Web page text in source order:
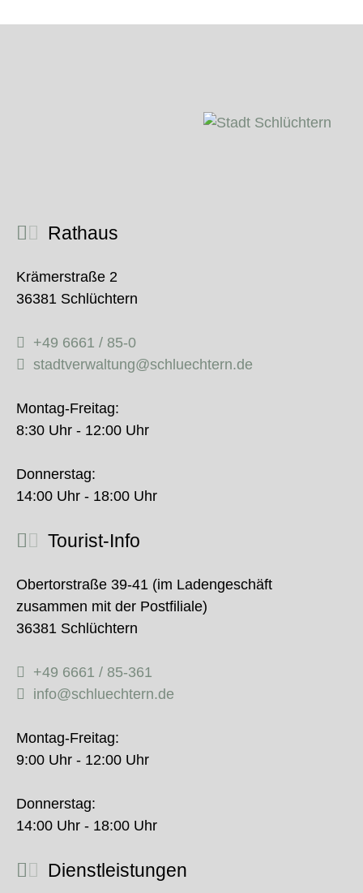
Rathaus
Krämerstraße 2
36381 Schlüchtern
+49 6661 / 85-0
stadtverwaltung@schluechtern.de
Montag-Freitag:
8:30 Uhr - 12:00 Uhr
Donnerstag:
14:00 Uhr - 18:00 Uhr
Tourist-Info
Obertorstraße 39-41 (im Ladengeschäft
zusammen mit der Postfiliale)
36381 Schlüchtern
+49 6661 / 85-361
info@schluechtern.de
Montag-Freitag:
9:00 Uhr - 12:00 Uhr
Donnerstag:
14:00 Uhr - 18:00 Uhr
Dienstleistungen